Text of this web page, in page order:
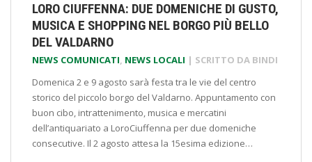
LORO CIUFFENNA: DUE DOMENICHE DI GUSTO,
MUSICA E SHOPPING NEL BORGO PIÙ BELLO
DEL VALDARNO
NEWS COMUNICATI, NEWS LOCALI | SCRITTO DA BINDI
Domenica 2 e 9 agosto sarà festa tra le vie del centro
storico del piccolo borgo del Valdarno. Appuntamento con
buon cibo, intrattenimento, musica e mercatini
dell’antiquariato a LoroCiuffenna per due domeniche
consecutive. Il 2 agosto attesa la 15esima edizione…